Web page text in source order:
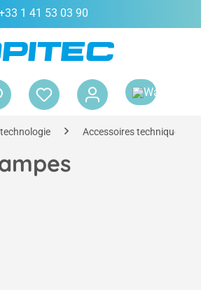
1 41 53 03 90
Accessoires techniques